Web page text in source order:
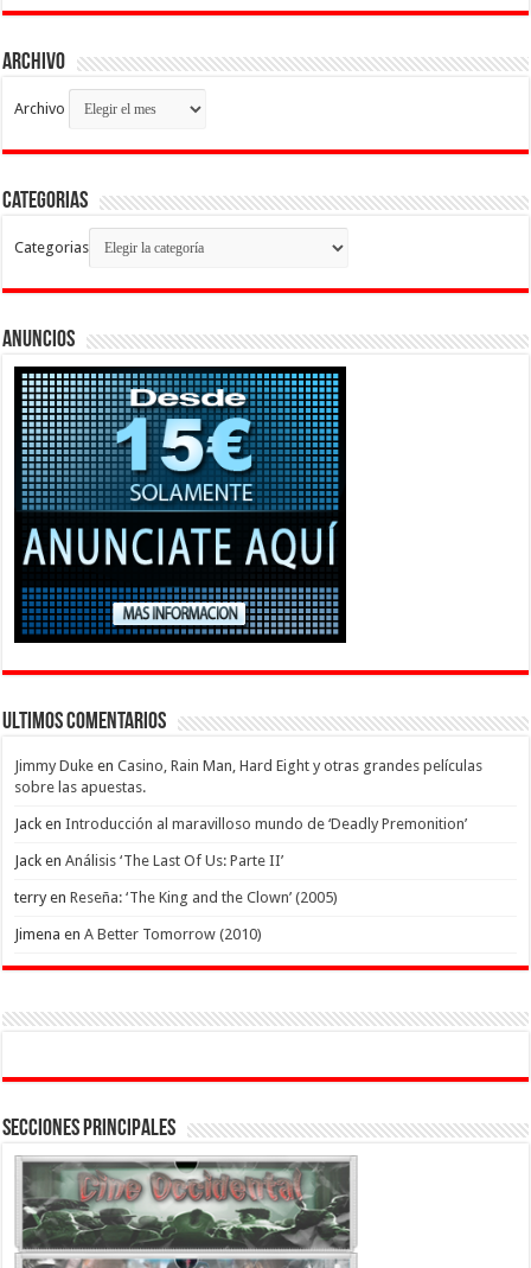
Archivo
Archivo
Categorias
Categorias
Anuncios
Ultimos Comentarios
Jimmy Duke enCasino, Rain Man, Hard Eight y otras grandes películas
sobre las apuestas.
Jack enIntroducción al maravilloso mundo de ‘Deadly Premonition’
Jack enAnálisis ‘The Last Of Us: Parte II’
terryenReseña: ‘The King and the Clown’ (2005)
Jimena enA Better Tomorrow (2010)
Secciones Principales